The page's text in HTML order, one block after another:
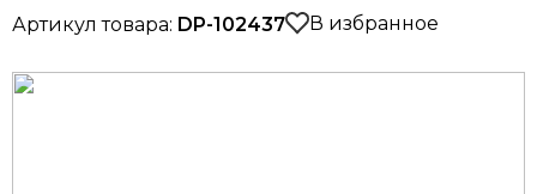
Артикул товара: DP-102437 В избранное